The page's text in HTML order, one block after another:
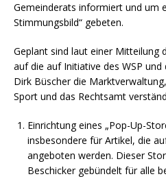
Gemeinderats informiert und um
Stimmungsbild“ gebeten.
Geplant sind laut einer Mitteilung
auf die auf Initiative des WSP
Dirk Büscher die
Sport und das Rechtsamt
Einrichtung eines „Pop-Up-
insbesondere für Artikel, die
angeboten werden. Dieser
Beschicker gebündelt für alle